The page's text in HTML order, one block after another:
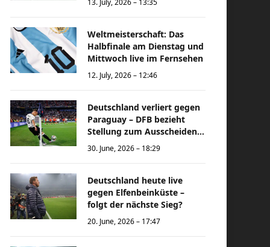
13. July, 2026 – 13:35
Weltmeisterschaft: Das
Halbfinale am Dienstag und
Mittwoch live im Fernsehen
12. July, 2026 – 12:46
Deutschland verliert gegen
Paraguay – DFB bezieht
Stellung zum Ausscheiden
bei der Weltmeisterschaft
30. June, 2026 – 18:29
Deutschland heute live
gegen Elfenbeinküste –
folgt der nächste Sieg?
20. June, 2026 – 17:47